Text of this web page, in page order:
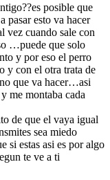
posible que
pasar esto va hacer
vez cuando sale con
…puede que solo
y por eso el perro
y con el otra trata de
que va hacer…asi
me montaba cada
de que el vaya igual
sea miedo
si estas asi es por algo
te ve a ti